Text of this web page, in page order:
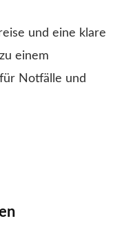
und eine klare
einem
Notfälle und